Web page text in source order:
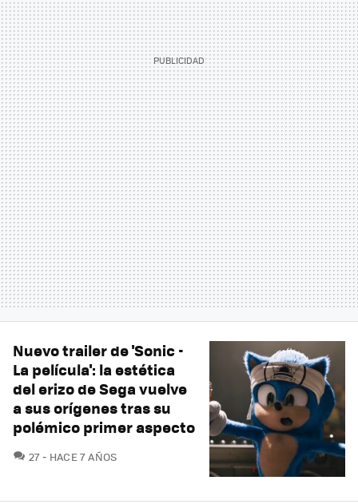
Nuevo trailer de 'Sonic -
La película': la estética
del erizo de Sega vuelve
a sus orígenes tras su
polémico primer aspecto
27COMENTARIOS
HACE 7 AÑOS